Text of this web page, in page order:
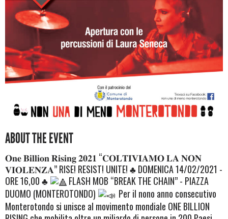
ABOUT THE EVENT
𝐎𝐧𝐞 𝐁𝐢𝐥𝐥𝐢𝐨𝐧 𝐑𝐢𝐬𝐢𝐧𝐠 𝟐𝟎𝟐𝟏 “𝐂𝐎𝐋𝐓𝐈𝐕𝐈𝐀𝐌𝐎 𝐋𝐀 𝐍𝐎𝐍
𝐕𝐈𝐎𝐋𝐄𝐍𝐙𝐀” RISE! RESIST! UNITE!♣️DOMENICA 14/02/2021 -
ORE 16,00♣️
FLASH MOB “BREAK THE CHAIN” - PIAZZA
DUOMO (MONTEROTONDO)
Per il nono anno consecutivo
Monterotondo si unisce al movimento mondiale ONE BILLION